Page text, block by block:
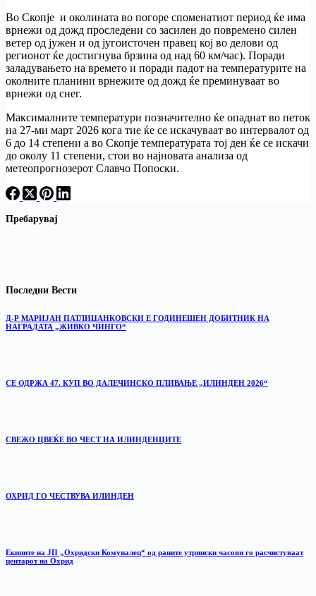
Во Скопје и околината во погоре споменатиот период ќе има
врнежи од дожд проследени со засилен до повремено силен
ветер од јужен и од југоисточен правец кој во делови од
регионот ќе достигнува брзина од над 60 км/час). Поради
заладувањето на времето и поради падот на температурите на
околните планини врнежите од дожд ќе преминуваат во
врнежи од снег.
Максималните температури позначително ќе опаднат во петок
на 27-ми март 2026 кога тие ќе се искачуваат во интервалот од
6 до 14 степени а во Скопје температурата тој ден ќе се искачи
до околу 11 степени, стои во најновата анализа од
метеопрогнозерот Славчо Попоски.
Пребарувај
Последни Вести
Д-Р МАРИЈАН ПАТЛИЏАНКОВСКИ Е ГОДИНЕШЕН ДОБИТНИК НА
НАГРАДАТА „ЖИВКО ЧИНГО“
СЕ ОДРЖА 47. КУП ВО ДАЛЕЧИНСКО ПЛИВАЊЕ „ИЛИНДЕН 2026“
‎СВЕЖО ЦВЕЌЕ ВО ЧЕСТ НА ИЛИНДЕНЦИТЕ
ОХРИД ГО ЧЕСТВУВА ИЛИНДЕН
Екипите на ЈП „Охридски Комуналец“ од раните утрински часови го расчистуваат
центарот на Охрид